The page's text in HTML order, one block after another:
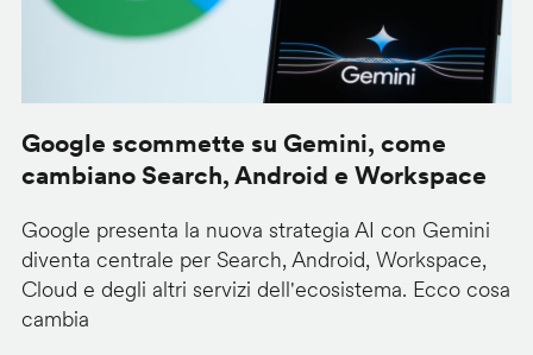
Google scommette su Gemini, come
cambiano Search, Android e Workspace
Google presenta la nuova strategia AI con Gemini
diventa centrale per Search, Android, Workspace,
Cloud e degli altri servizi dell'ecosistema. Ecco cosa
cambia